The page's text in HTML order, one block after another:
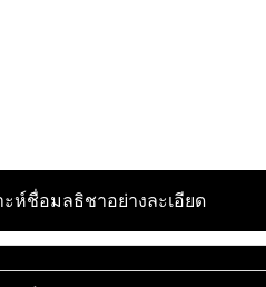
ะห์ชื่อมลธิชาอย่างละเอียด